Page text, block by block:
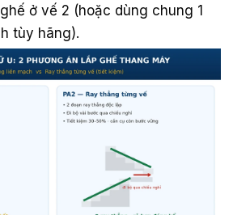
ở vế 2 (hoặc dùng chung 1
tùy hãng).